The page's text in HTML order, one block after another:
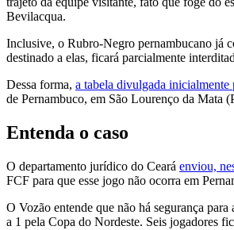
Bevilacqua.
Inclusive, o Rubro-Negro pernambucano já
destinado a elas, ficará parcialmente
Dessa forma, a tabela divulgada
de Pernambuco, em São Lourenço da Mata
Entenda o caso
O departamento jurídico do Ceará enviou,
FCF para que esse jogo não ocorra em
O Vozão entende que não há segurança
a 1 pela Copa do Nordeste. Seis jogadores